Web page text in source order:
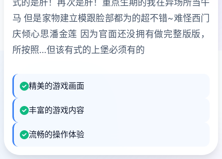
式的是肝！再次是肝！重点生期的我在异场所当牛
马 但是家物建立模跟脸部都为的超不错~难怪西门
庆倾心思潘金莲 因为官面还没拥有做完整版版，
所按照…但该有式的上堡必须有的
精美的游戏画面
丰富的游戏内容
流畅的操作体验